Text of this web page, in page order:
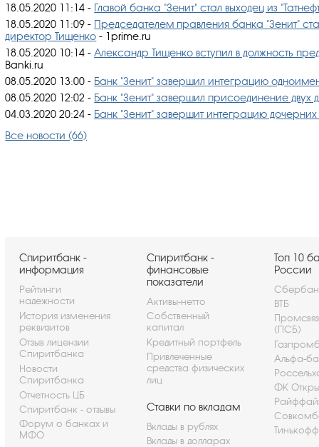
18.05.2020 11:14- Главой банка "Зенит" стал выходец из
18.05.2020 11:09- Председателем правления банка "Зенит"
директор Тищенко - 1prime.ru
18.05.2020 10:14- Александр Тищенко вступил в должность
Banki.ru
08.05.2020 13:00- ​Банк "Зенит" завершил интеграцию
08.05.2020 12:02- Банк "Зенит" завершил присоединение двух
04.03.2020 20:24- Банк "Зенит" завершит интеграцию
Все новости (66)
Спиритбанк -
информация
Рейтинги
надежности
История изменения
реквизитов
Отзыв лицензии
Спиритбанка
Новости
Спиритбанка
Отчетность ЦБ
Спиритбанк - отзывы
Форум о банках и
МФО
Спиритбанк -
финансовые
показатели
Активы-нетто
Собственный
капитал
Кредитный портфель
Привлеченные
средства физических
лиц
Ставки по вкладам
Вклады в рублях
Вклады в долларах
Топ 10
России
ВТБ
(ПСБ)
Альфа-
ФК